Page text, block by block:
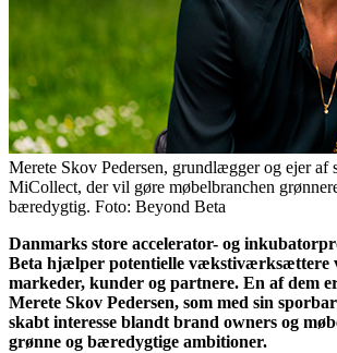
Merete Skov Pedersen, grundlægger og ejer af
MiCollect, der vil gøre møbelbranchen
bæredygtig. Foto: Beyond Beta
Danmarks store accelerator- og
Beta hjælper potentielle vækstiværksættere
markeder, kunder og partnere. En af dem
Merete Skov Pedersen, som med sin
skabt interesse blandt brand owners og
grønne og bæredygtige ambitioner.